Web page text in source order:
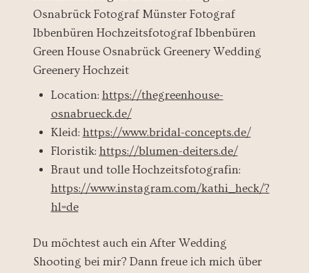
Location: https://thegreenhouse-
osnabrueck.de/
Kleid: https://www.bridal-concepts.de/
Floristik: https://blumen-deiters.de/
Braut und tolle Hochzeitsfotografin:
https://www.instagram.com/kathi__heck/?
hl=de
Du möchtest auch ein After Wedding
Shooting bei mir? Dann freue ich mich über